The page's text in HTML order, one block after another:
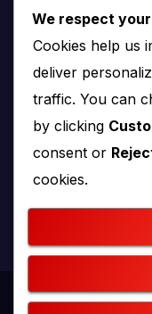
Proudly powered
We respect
Cookies help us
deliver
traffic. You can
by clicking
consent or
cookies.